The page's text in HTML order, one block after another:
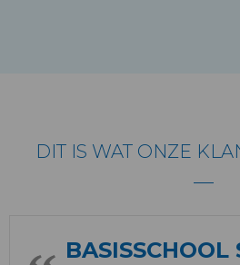
DIT IS WAT ONZE
BASISSCHOOL